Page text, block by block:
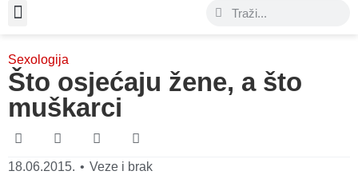
Sexologija
Što osjećaju žene, a što
muškarci
18.06.2015. • Veze i brak